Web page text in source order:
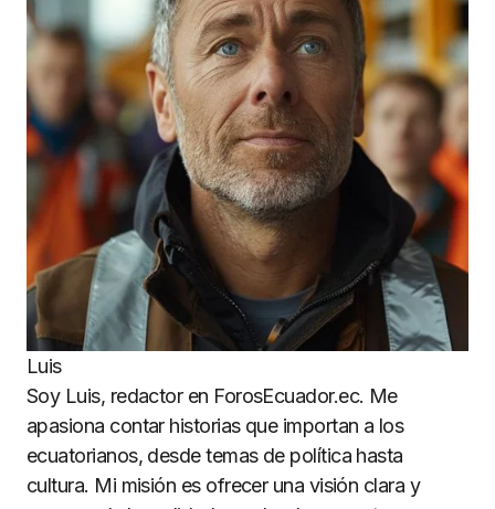
Luis
Soy Luis, redactor en ForosEcuador.ec. Me
apasiona contar historias que importan a los
ecuatorianos, desde temas de política hasta
cultura. Mi misión es ofrecer una visión clara y